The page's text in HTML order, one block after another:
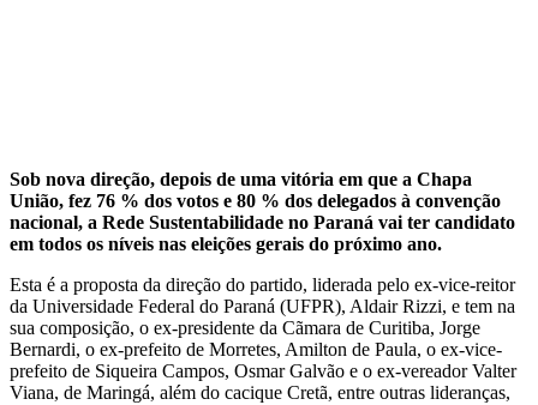
Sob nova direção, depois de uma vitória em que a Chapa
União, fez 76 % dos votos e 80 % dos delegados à convenção
nacional, a Rede Sustentabilidade no Paraná vai ter candidato
em todos os níveis nas eleições gerais do próximo ano.
Esta é a proposta da direção do partido, liderada pelo ex-vice-reitor
da Universidade Federal do Paraná (UFPR), Aldair Rizzi, e tem na
sua composição, o ex-presidente da Cãmara de Curitiba, Jorge
Bernardi, o ex-prefeito de Morretes, Amilton de Paula, o ex-vice-
prefeito de Siqueira Campos, Osmar Galvão e o ex-vereador Valter
Viana, de Maringá, além do cacique Cretã, entre outras lideranças,